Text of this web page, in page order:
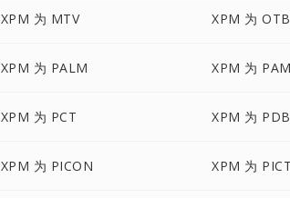
XPM 为 MTV XPM 为 OTB
XPM 为 PALM XPM 为
XPM 为 PCT XPM 为 PDB
XPM 为 PICON XPM 为